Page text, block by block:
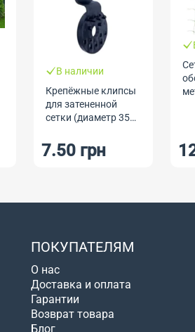
В наличии
Крепёжные клипсы
для затененной
сетки (диаметр 35
7.50 грн
ПОКУПАТЕЛЯМ
О нас
Доставка и оплата
Гарантии
Возврат товара
Блог